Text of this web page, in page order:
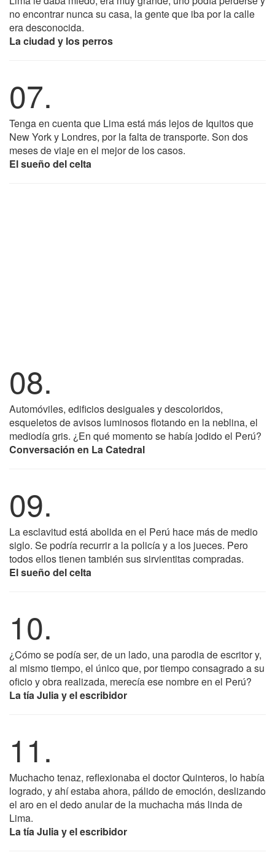
no encontrar nunca su casa, la gente que iba por la calle
era desconocida.
La ciudad y los perros
07.
Tenga en cuenta que Lima está más lejos de Iquitos que
New York y Londres, por la falta de transporte. Son dos
meses de viaje en el mejor de los casos.
El sueño del celta
08.
Automóviles, edificios desiguales y descoloridos,
esqueletos de avisos luminosos flotando en la neblina, el
mediodía gris. ¿En qué momento se había jodido el Perú?
Conversación en La Catedral
09.
La esclavitud está abolida en el Perú hace más de medio
siglo. Se podría recurrir a la policía y a los jueces. Pero
todos ellos tienen también sus sirvientitas compradas.
El sueño del celta
10.
¿Cómo se podía ser, de un lado, una parodia de escritor y,
al mismo tiempo, el único que, por tiempo consagrado a su
oficio y obra realizada, merecía ese nombre en el Perú?
La tía Julia y el escribidor
11.
Muchacho tenaz, reflexionaba el doctor Quinteros, lo había
logrado, y ahí estaba ahora, pálido de emoción, deslizando
el aro en el dedo anular de la muchacha más linda de
Lima.
La tía Julia y el escribidor